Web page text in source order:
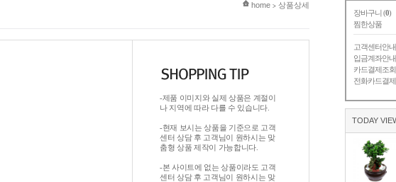
장바구니 (0)
찜한상품
고객센터안내
입금계좌안내
카드결제조회
전화카드결제
TODAY
현재 위치
home > 상품상세
-제품 이미지와 실제 상품은 계절이
나 지역에 따라 다를 수 있습니다.
-현재 보시는 상품을 기준으로 고객
센터 상담 후 고객님이 원하시는 맞
춤형 상품 제작이 가능합니다.
-본 사이트에 없는 상품이라도 고객
센터 상담 후 고객님이 원하시는 맞